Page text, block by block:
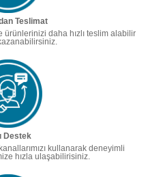
Teslimat
daha hızlı teslim alabilir
Destek
kullanarak deneyimli
hızla ulaşabilirisiniz.